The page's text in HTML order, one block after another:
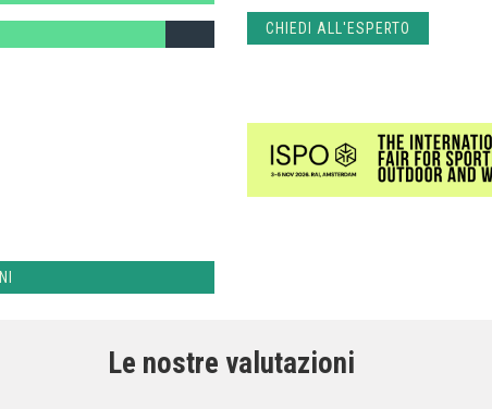
CHIEDI ALL'ESPERTO
Le nostre valutazioni